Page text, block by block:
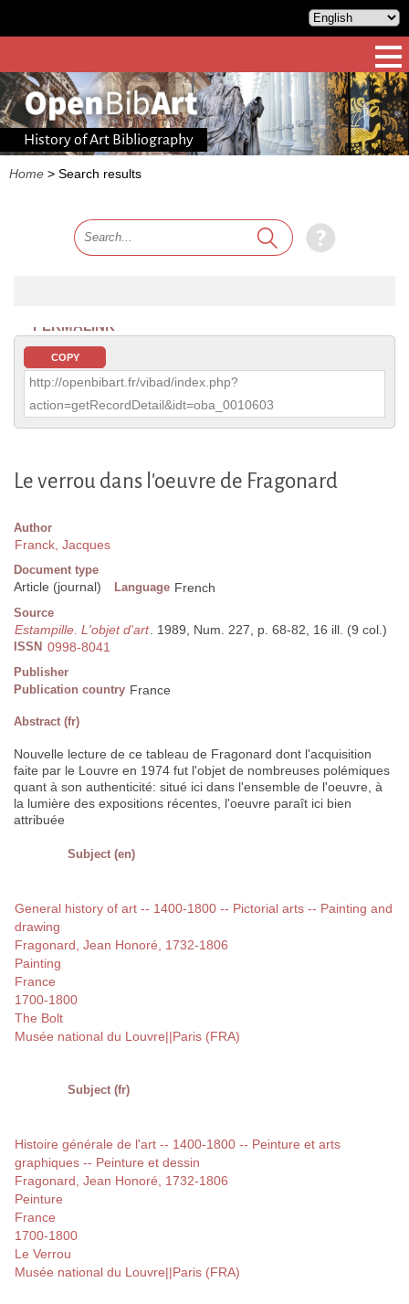
History of Art Bibliography
Home > Search results
PERMALINK
COPY
http://openbibart.fr/vibad/index.php?
action=getRecordDetail&idt=oba_0010603
Le verrou dans l'oeuvre de Fragonard
Author
Franck, Jacques
Document type
Article (journal) Language French
Source
Estampille. L'objet d'art. 1989, Num. 227, p. 68-82, 16 ill. (9 col.)
ISSN 0998-8041
Publisher
Publication country France
Abstract (fr)
Nouvelle lecture de ce tableau de Fragonard dont l'acquisition
faite par le Louvre en 1974 fut l'objet de nombreuses polémiques
quant à son authenticité: situé ici dans l'ensemble de l'oeuvre, à
la lumière des expositions récentes, l'oeuvre paraît ici bien
attribuée
Subject (en)
General history of art -- 1400-1800 -- Pictorial arts -- Painting and
drawing
Fragonard, Jean Honoré, 1732-1806
Painting
France
1700-1800
The Bolt
Musée national du Louvre||Paris (FRA)
Subject (fr)
Histoire générale de l'art -- 1400-1800 -- Peinture et arts
graphiques -- Peinture et dessin
Fragonard, Jean Honoré, 1732-1806
Peinture
France
1700-1800
Le Verrou
Musée national du Louvre||Paris (FRA)